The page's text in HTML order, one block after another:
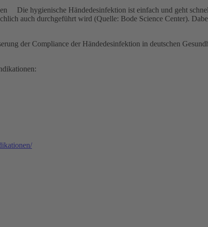
Die hygienische Händedesinfektion ist einfach und geht
auch durchgeführt wird (Quelle: Bode Science Center).
der Compliance der Händedesinfektion in deutschen